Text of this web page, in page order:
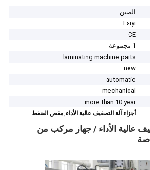
الصين
Laiyi
CE
1 مجموعة
laminating machine parts
new
automatic
mechanical
more than 10 year
أجزاء آلة التصفيف عالية الأداء,مقص الضغط
عالية الأداء / جهاز مركب من